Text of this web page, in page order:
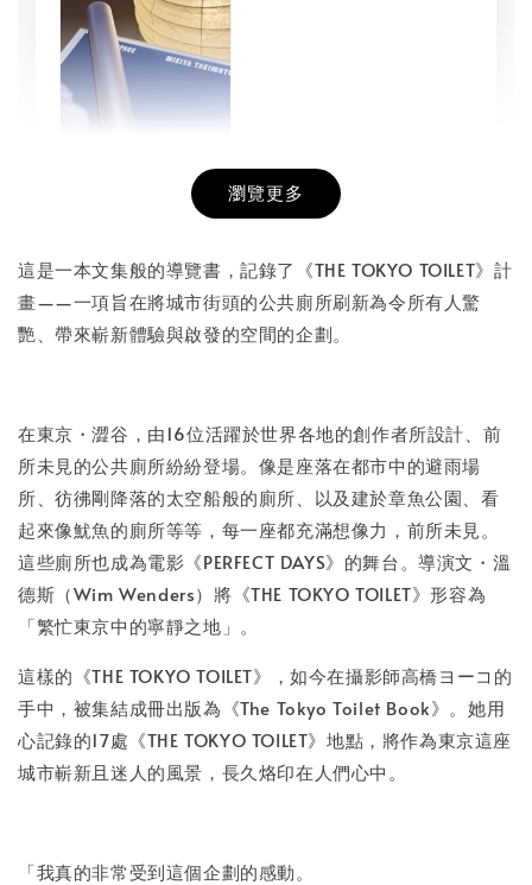
書本包膜服務
NT$ 50
NT$ 100
- +
瀏覽更多
這是一本文集般的導覽書，記錄了《THE TOKYO TOILET》計
畫——一項旨在將城市街頭的公共廁所刷新為令所有人驚
艷、帶來嶄新體驗與啟發的空間的企劃。
在東京・澀谷，由16位活躍於世界各地的創作者所設計、前
所未見的公共廁所紛紛登場。像是座落在都市中的避雨場
所、彷彿剛降落的太空船般的廁所、以及建於章魚公園、看
起來像魷魚的廁所等等，每一座都充滿想像力，前所未見。
這些廁所也成為電影《PERFECT DAYS》的舞台。導演文・溫
德斯（Wim Wenders）將《THE TOKYO TOILET》形容為
「繁忙東京中的寧靜之地」。
這樣的《THE TOKYO TOILET》，如今在攝影師高橋ヨーコ的
手中，被集結成冊出版為《The Tokyo Toilet Book》。她用
心記錄的17處《THE TOKYO TOILET》地點，將作為東京這座
城市嶄新且迷人的風景，長久烙印在人們心中。
「我真的非常受到這個企劃的感動。